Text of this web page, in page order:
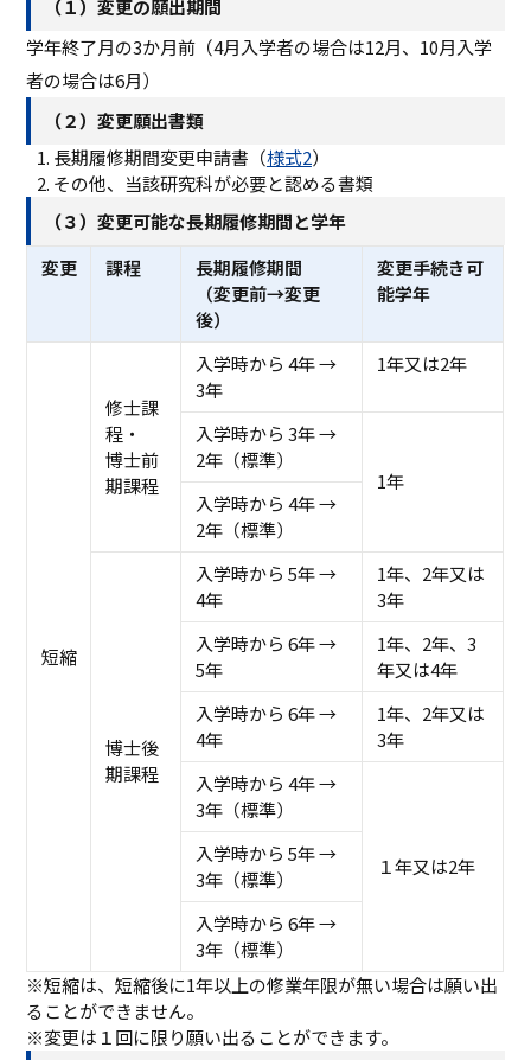
（１）変更の願出期間
学年終了月の3か月前（4月入学者の場合は12月、10月入学
者の場合は6月）
（２）変更願出書類
長期履修期間変更申請書（様式2）
その他、当該研究科が必要と認める書類
（３）変更可能な長期履修期間と学年
変更
課程
長期履修期間
（変更前→変更
後）
変更手続き可
能学年
短縮
修士課
程・
博士前
期課程
入学時から 4年 →
3年
1年又は2年
入学時から 3年 →
2年（標準）
1年
入学時から 4年 →
2年（標準）
博士後
期課程
入学時から 5年 →
4年
1年、2年又は
3年
入学時から 6年 →
5年
1年、2年、3
年又は4年
入学時から 6年 →
4年
1年、2年又は
3年
入学時から 4年 →
3年（標準）
１年又は2年
入学時から 5年 →
3年（標準）
入学時から 6年 →
3年（標準）
※短縮は、短縮後に1年以上の修業年限が無い場合は願い出
ることができません。
※変更は１回に限り願い出ることができます。